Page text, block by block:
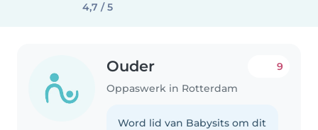
4,7 / 5
Ouder
Oppaswerk in Rotterdam
9
Word lid van Babysits om dit